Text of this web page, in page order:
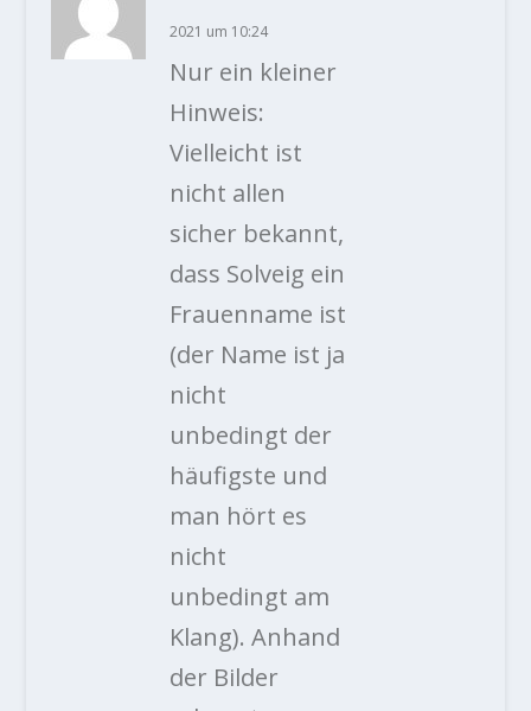
2021 um 10:24
Nur ein kleiner
Hinweis:
Vielleicht ist
nicht allen
sicher bekannt,
dass Solveig ein
Frauenname ist
(der Name ist ja
nicht
unbedingt der
häufigste und
man hört es
nicht
unbedingt am
Klang). Anhand
der Bilder